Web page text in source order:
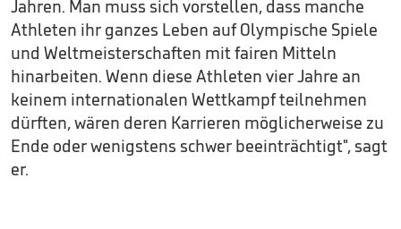
Jahren. Man muss sich vorstellen, dass manche
Athleten ihr ganzes Leben auf Olympische Spiele
und Weltmeisterschaften mit fairen Mitteln
hinarbeiten. Wenn diese Athleten vier Jahre an
keinem internationalen Wettkampf teilnehmen
dürften, wären deren Karrieren möglicherweise zu
Ende oder wenigstens schwer beeinträchtigt", sagt
er.